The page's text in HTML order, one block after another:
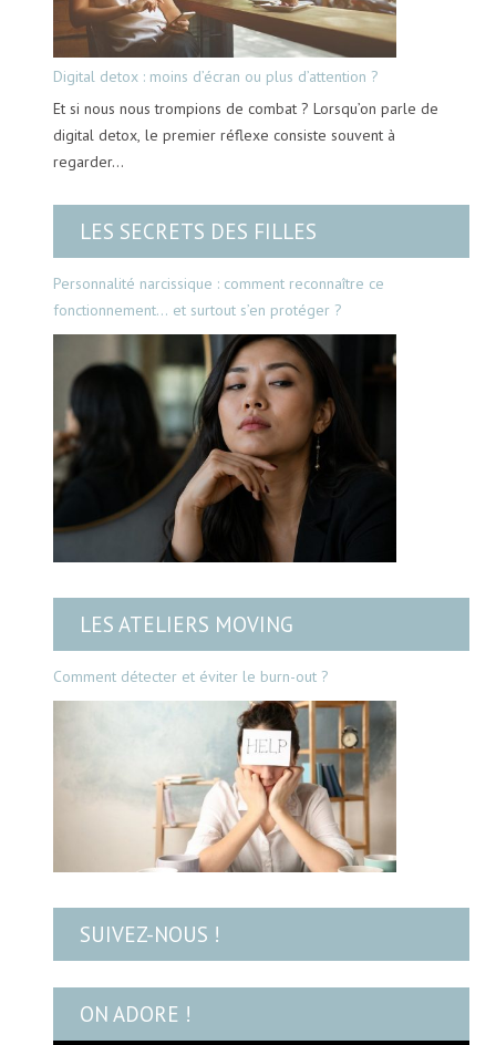
Digital detox : moins d’écran ou plus d’attention ?
Et si nous nous trompions de combat ? Lorsqu’on parle de
digital detox, le premier réflexe consiste souvent à
regarder…
LES SECRETS DES FILLES
Personnalité narcissique : comment reconnaître ce
fonctionnement… et surtout s’en protéger ?
LES ATELIERS MOVING
Comment détecter et éviter le burn-out ?
SUIVEZ-NOUS !
ON ADORE !